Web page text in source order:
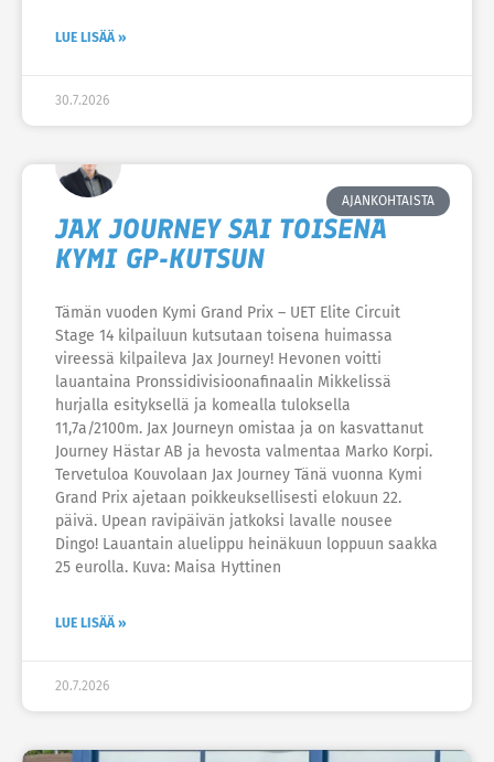
LUE LISÄÄ »
30.7.2026
AJANKOHTAISTA
JAX JOURNEY SAI TOISENA
KYMI GP-KUTSUN
Tämän vuoden Kymi Grand Prix – UET Elite Circuit
Stage 14 kilpailuun kutsutaan toisena huimassa
vireessä kilpaileva Jax Journey! Hevonen voitti
lauantaina Pronssidivisioonafinaalin Mikkelissä
hurjalla esityksellä ja komealla tuloksella
11,7a/2100m. Jax Journeyn omistaa ja on kasvattanut
Journey Hästar AB ja hevosta valmentaa Marko Korpi.
Tervetuloa Kouvolaan Jax Journey Tänä vuonna Kymi
Grand Prix ajetaan poikkeuksellisesti elokuun 22.
päivä. Upean ravipäivän jatkoksi lavalle nousee
Dingo! Lauantain aluelippu heinäkuun loppuun saakka
25 eurolla. Kuva: Maisa Hyttinen
LUE LISÄÄ »
20.7.2026